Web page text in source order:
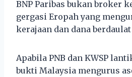
BNP Paribas bukan broker
gergasi Eropah yang
kerajaan dan dana
Apabila PNB dan KWSP
bukti Malaysia mengurus